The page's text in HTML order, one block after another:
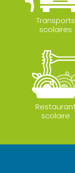
Transports
scolaires
scolaire